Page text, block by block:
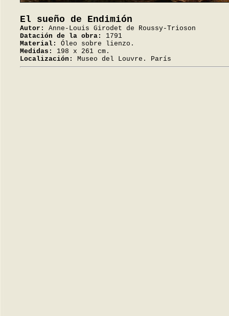
El sueño de Endimión
Autor:
Anne-Louis Girodet de Roussy-Trioson
Datación de la obra:
1791
Material:
Óleo sobre lienzo.
Medidas:
198 x 261 cm.
Localización:
Museo del Louvre. París